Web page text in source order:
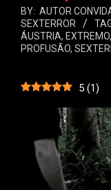
BY: AUTOR
SEXTERROR
ÁUSTRIA, EXTREMO,
PROFUSÃO,
5 (1)